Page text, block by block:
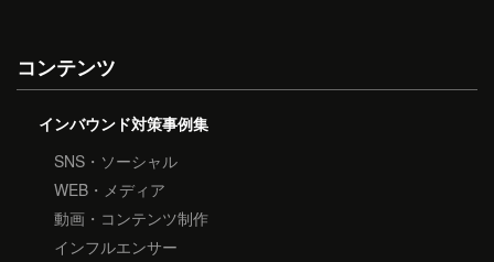
コンテンツ
インバウンド対策事例集
SNS・ソーシャル
WEB・メディア
動画・コンテンツ制作
インフルエンサー